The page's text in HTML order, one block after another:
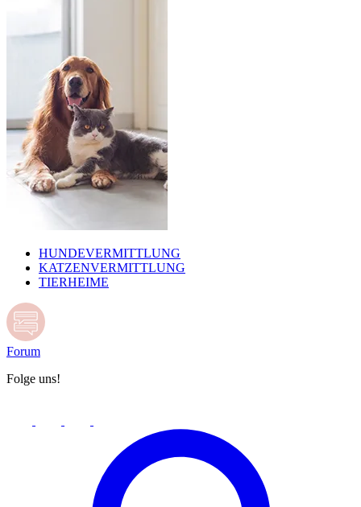
HUNDEVERMITTLUNG
KATZENVERMITTLUNG
TIERHEIME
Forum
Folge uns!